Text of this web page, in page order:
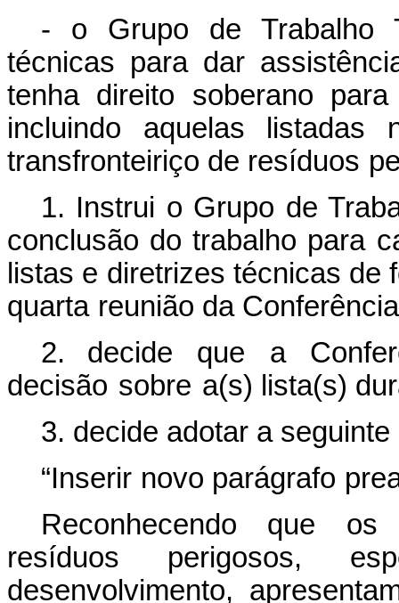
- o Grupo de Trabalho
técnicas para dar
tenha direito soberano
incluindo
aquelas listadas
transfronteiriço de resíduos
1. Instrui o Grupo de
conclusão do trabalho para
listas e diretrizes técnicas de
quarta reunião da Conferência
2. decide
que a
decisão sobre a(s) lista(s)
3. decide adotar a
“Inserir novo parágrafo
Reconhecendo que os
resíduos perigosos,
desenvolvimento,